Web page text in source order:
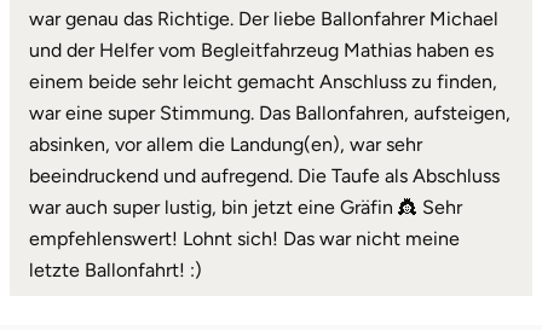
war genau das Richtige. Der liebe Ballonfahrer Michael
und der Helfer vom Begleitfahrzeug Mathias haben es
einem beide sehr leicht gemacht Anschluss zu finden,
war eine super Stimmung. Das Ballonfahren, aufsteigen,
absinken, vor allem die Landung(en), war sehr
beeindruckend und aufregend. Die Taufe als Abschluss
war auch super lustig, bin jetzt eine Gräfin 👸 Sehr
empfehlenswert! Lohnt sich! Das war nicht meine
letzte Ballonfahrt! :)
Mainz
Mannheim
Mecklenburgische Seenplatte
Meiningen
Merzig